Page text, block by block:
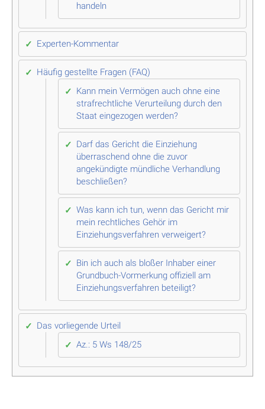
handeln
Experten-Kommentar
Häufig gestellte Fragen (FAQ)
Kann mein Vermögen auch ohne eine
strafrechtliche Verurteilung durch den
Staat eingezogen werden?
Darf das Gericht die Einziehung
überraschend ohne die zuvor
angekündigte mündliche Verhandlung
beschließen?
Was kann ich tun, wenn das Gericht mir
mein rechtliches Gehör im
Einziehungsverfahren verweigert?
Bin ich auch als bloßer Inhaber einer
Grundbuch-Vormerkung offiziell am
Einziehungsverfahren beteiligt?
Das vorliegende Urteil
Az.: 5 Ws 148/25